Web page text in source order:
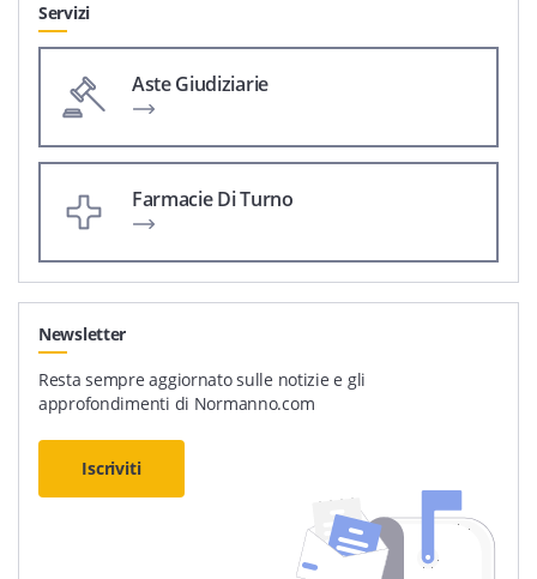
Servizi
Aste Giudiziarie
Farmacie Di Turno
Newsletter
Resta sempre aggiornato sulle notizie e gli
approfondimenti di Normanno.com
Iscriviti